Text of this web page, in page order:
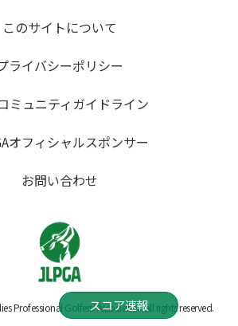
このサイトについて
ライバシーポリシー
ミュニティガイドライン
オフィシャルスポンサー
お問い合わせ
Professional Golfers' Association All rights reserved.
スコア速報